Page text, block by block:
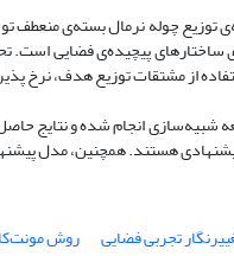
توزیع چوله نرمال بسته‌ی
پیچیده‌ی فضایی است.
از مشتقات توزیع هدف،
شبیه‌سازی انجام شده و نتایج
هستند. همچنین، مدل
تجربی فضایی روش